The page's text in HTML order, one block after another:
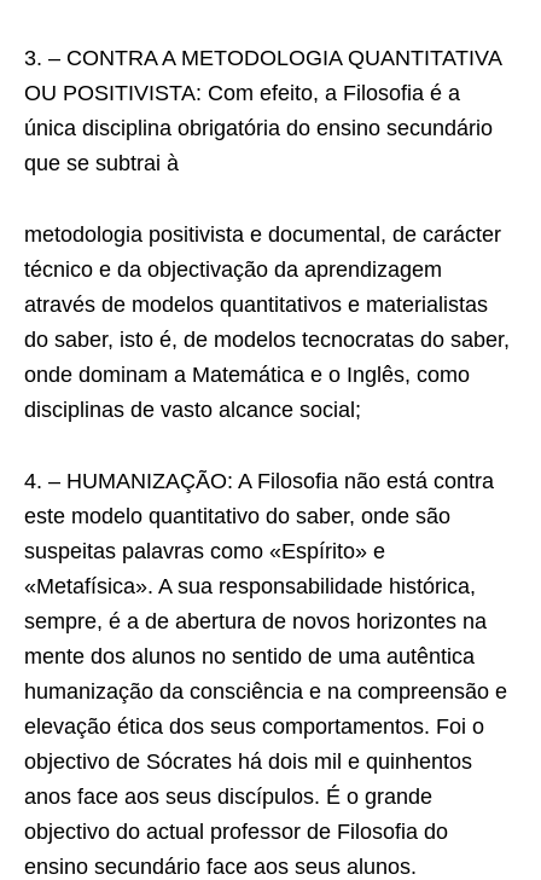
3. – CONTRA A METODOLOGIA QUANTITATIVA
OU POSITIVISTA: Com efeito, a Filosofia é a
única disciplina obrigatória do ensino secundário
que se subtrai à
metodologia positivista e documental, de carácter
técnico e da objectivação da aprendizagem
através de modelos quantitativos e materialistas
do saber, isto é, de modelos tecnocratas do saber,
onde dominam a Matemática e o Inglês, como
disciplinas de vasto alcance social;
4. – HUMANIZAÇÃO: A Filosofia não está contra
este modelo quantitativo do saber, onde são
suspeitas palavras como «Espírito» e
«Metafísica». A sua responsabilidade histórica,
sempre, é a de abertura de novos horizontes na
mente dos alunos no sentido de uma autêntica
humanização da consciência e na compreensão e
elevação ética dos seus comportamentos. Foi o
objectivo de Sócrates há dois mil e quinhentos
anos face aos seus discípulos. É o grande
objectivo do actual professor de Filosofia do
ensino secundário face aos seus alunos.